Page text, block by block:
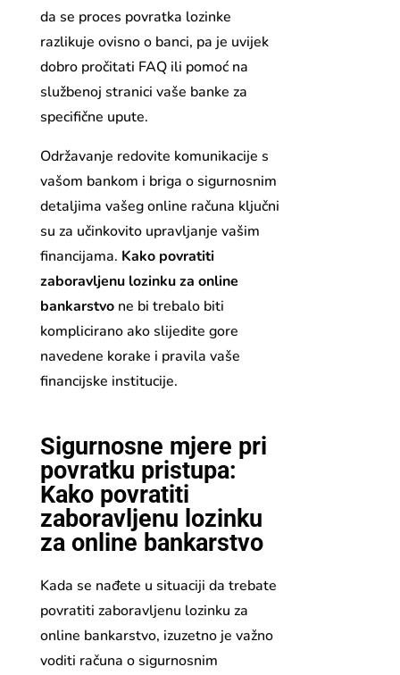
da se proces povratka lozinke
razlikuje ovisno o banci, pa je uvijek
dobro pročitati FAQ ili pomoć na
službenoj stranici vaše banke za
specifične upute.
Održavanje redovite komunikacije s
vašom bankom i briga o sigurnosnim
detaljima vašeg online računa ključni
su za učinkovito upravljanje vašim
financijama. Kako povratiti
zaboravljenu lozinku za online
bankarstvone bi trebalo biti
komplicirano ako slijedite gore
navedene korake i pravila vaše
financijske institucije.
Sigurnosne mjere pri
povratku pristupa:
Kako povratiti
zaboravljenu lozinku
za online bankarstvo
Kada se nađete u situaciji da trebate
povratiti zaboravljenu lozinku za
online bankarstvo, izuzetno je važno
voditi računa o sigurnosnim